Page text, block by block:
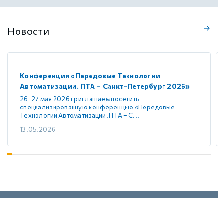
Новости
Конференция «Передовые Технологии
Автоматизации. ПТА – Санкт-Петербург 2026»
26-27 мая 2026 приглашаем посетить
специализированную конференцию «Передовые
Технологии Автоматизации. ПТА – С...
13.05.2026